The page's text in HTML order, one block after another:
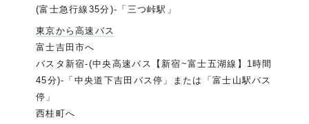
(富士急行線35分)-「三つ峠駅」
東京から高速バス
富士吉田市へ
バスタ新宿-(中央高速バス【新宿~富士五湖線】1時間
45分)-「中央道下吉田バス停」または「富士山駅バス
停」
西桂町へ